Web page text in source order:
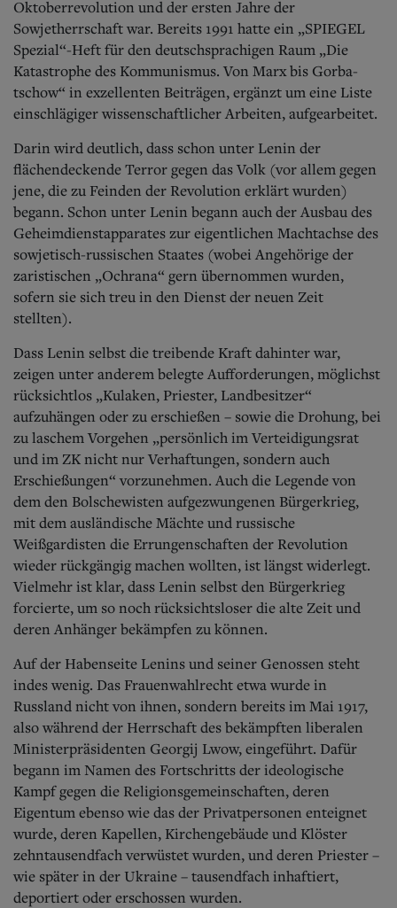
Oktoberrevolution und der ersten Jahre der
Sowjetherrschaft war. Bereits 1991 hatte ein „SPIEGEL
Spezial“-Heft für den deutschsprachigen Raum „Die
Katastrophe des Kommunismus. Von Marx bis Gorba­
tschow“ in exzellenten Beiträgen, ergänzt um eine Liste
einschlägiger wissenschaftlicher Arbeiten, aufgearbeitet.
Darin wird deutlich, dass schon unter Lenin der
flächendeckende Terror gegen das Volk (vor allem gegen
jene, die zu Feinden der Revolution erklärt wurden)
begann. Schon unter Lenin begann auch der Ausbau des
Geheimdienstapparates zur eigentlichen Machtachse des
sowjetisch-russischen Staates (wobei Angehörige der
zaristischen „Ochrana“ gern übernommen wurden,
sofern sie sich treu in den Dienst der neuen Zeit
stellten).
Dass Lenin selbst die treibende Kraft dahinter war,
zeigen unter anderem belegte Aufforderungen, möglichst
rücksichtlos „Kulaken, Priester, Landbesitzer“
aufzuhängen oder zu erschießen – sowie die Drohung, bei
zu laschem Vorgehen „persönlich im Verteidigungsrat
und im ZK nicht nur Verhaftungen, sondern auch
Erschießungen“ vorzunehmen. Auch die Legende von
dem den Bolschewisten aufgezwungenen Bürgerkrieg,
mit dem ausländische Mächte und russische
Weißgardisten die Errungenschaften der Revolution
wieder rückgängig machen wollten, ist längst widerlegt.
Vielmehr ist klar, dass Lenin selbst den Bürgerkrieg
forcierte, um so noch rücksichtsloser die alte Zeit und
deren Anhänger bekämpfen zu können.
Auf der Habenseite Lenins und seiner Genossen steht
indes wenig. Das Frauenwahlrecht etwa wurde in
Russland nicht von ihnen, sondern bereits im Mai 1917,
also während der Herrschaft des bekämpften liberalen
Ministerpräsidenten Georgij Lwow, eingeführt. Dafür
begann im Namen des Fortschritts der ideologische
Kampf gegen die Religionsgemeinschaften, deren
Eigentum ebenso wie das der Privatpersonen enteignet
wurde, deren Kapellen, Kirchengebäude und Klöster
zehntausendfach verwüstet wurden, und deren Priester –
wie später in derUkraine – tausendfach inhaftiert,
deportiert oder erschossen wurden.